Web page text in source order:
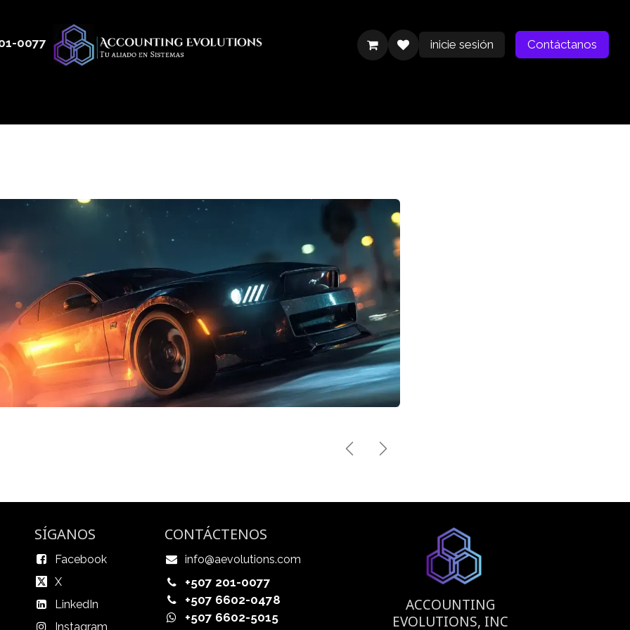
-0077 inicie sesión Contáctanos
PreviousNext
SÍGANOS
Facebook
X
LinkedIn
Instagram
CONTÁCTENOS
info@aevolutions.com
+507 201-0077
+507 6602-0478
+507 6602-5015
ACCOUNTING
EVOLUTIONS, INC